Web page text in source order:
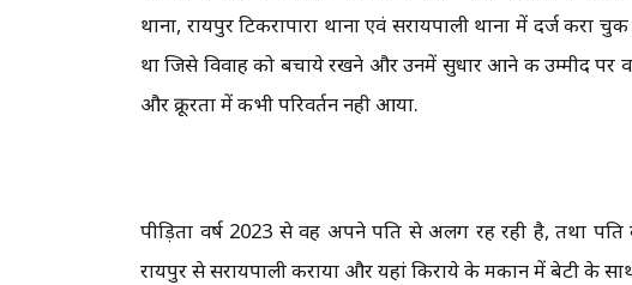
थाना, रायपुर टिकरापारा थाना एवं सरायपाली थाना में दर्ज करा
था जिसे विवाह को बचाये रखने और उनमें सुधार आने की उम्मीद पर
और क्रूरता में कभी परिवर्तन नही आया.
पीड़िता वर्ष 2023 से वह अपने पति से अलग रह रही है, तथा
रायपुर से सरायपाली कराया और यहां किराये के मकान में बेटी के